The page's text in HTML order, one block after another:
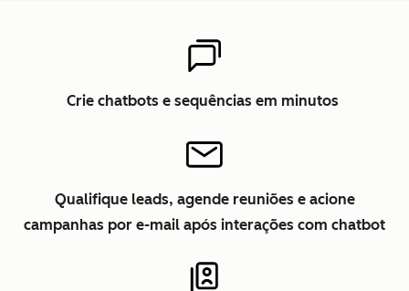
Crie chatbots e sequências em minutos
Qualifique leads, agende reuniões e acione
campanhas por e-mail após interações com chatbot